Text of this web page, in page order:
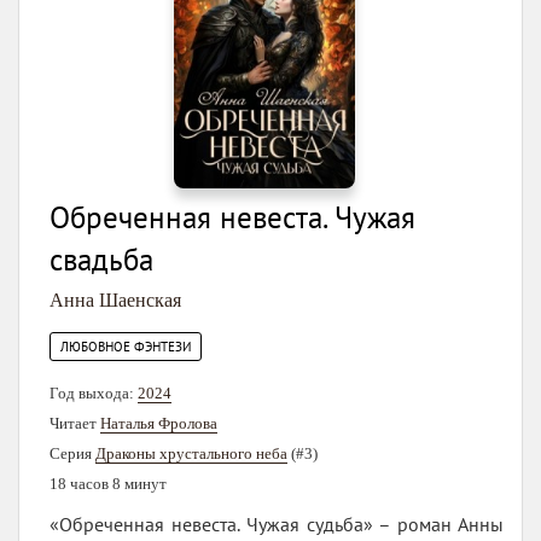
Обреченная невеста. Чужая
свадьба
Анна Шаенская
ЛЮБОВНОЕ ФЭНТЕЗИ
Год выхода: 2024
Читает Наталья Фролова
Серия Драконы хрустального неба (#3)
18 часов 8 минут
«Обреченная невеста. Чужая судьба» – роман Анны